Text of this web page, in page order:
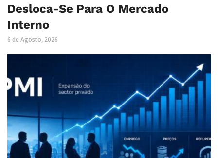
Desloca-Se Para O Mercado
Interno
6 de Agosto, 2026